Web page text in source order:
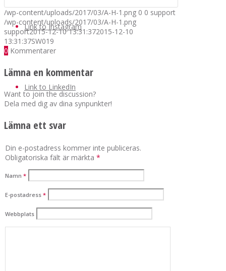
Link to Instagram
Link to LinkedIn
/wp-content/uploads/2017/03/A-H-1.png 0 0 support
/wp-content/uploads/2017/03/A-H-1.png
support2015-12-10 13:31:372015-12-10
13:31:37SW019
0 Kommentarer
Lämna en kommentar
Want to join the discussion?
Dela med dig av dina synpunkter!
Lämna ett svar
Din e-postadress kommer inte publiceras.
Obligatoriska fält är märkta *
Namn *
E-postadress *
Webbplats